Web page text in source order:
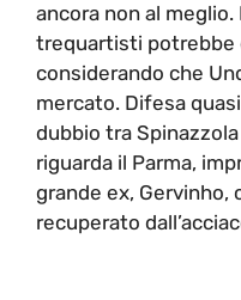
ancora non al
trequartisti potrebbe
considerando che
mercato. Difesa
dubbio tra
riguarda il Parma,
grande ex, Gervinho,
recuperato